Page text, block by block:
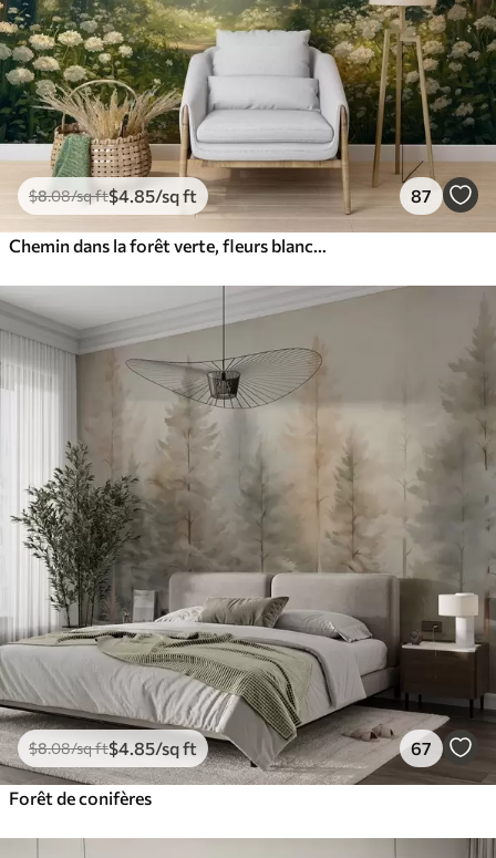
$8.08/sq ft$4.85/sq ft 87
$8.08/sq ft$4 .85/sq ft 67
Forêt de conifères